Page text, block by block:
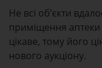
Не всі об’єкти
приміщення аптеки
цікаве, тому його
нового аукціону.